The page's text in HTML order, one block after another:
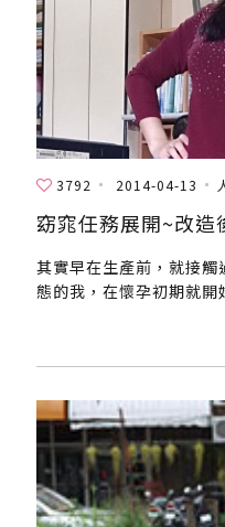
3792 2014-04-13
窈窕任務展開~改
其實早在生產前，就接
態的我，在懷孕初期就開